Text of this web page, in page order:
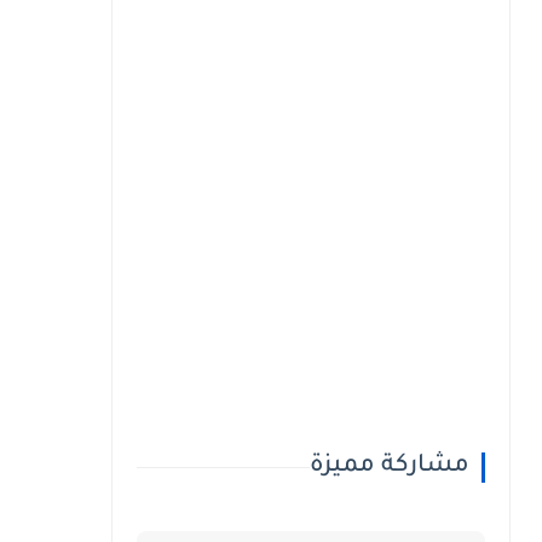
مشاركة مميزة